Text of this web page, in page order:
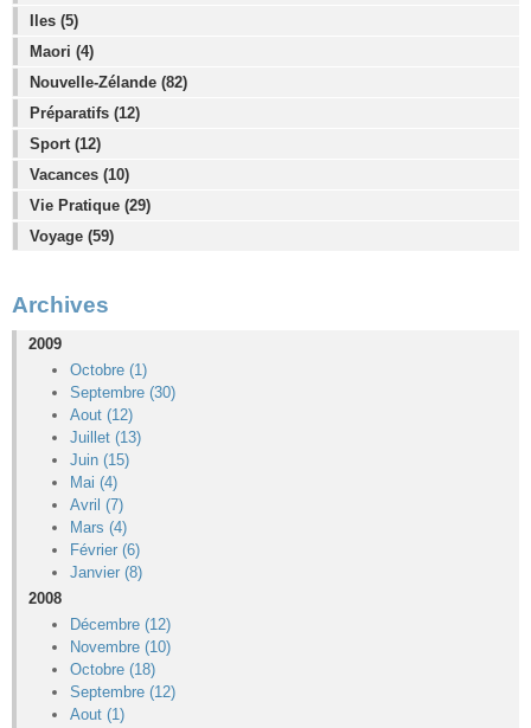
Iles (5)
Maori (4)
Nouvelle-Zélande (82)
Préparatifs (12)
Sport (12)
Vacances (10)
Vie Pratique (29)
Voyage (59)
Archives
2009
Octobre (1)
Septembre (30)
Aout (12)
Juillet (13)
Juin (15)
Mai (4)
Avril (7)
Mars (4)
Février (6)
Janvier (8)
2008
Décembre (12)
Novembre (10)
Octobre (18)
Septembre (12)
Aout (1)